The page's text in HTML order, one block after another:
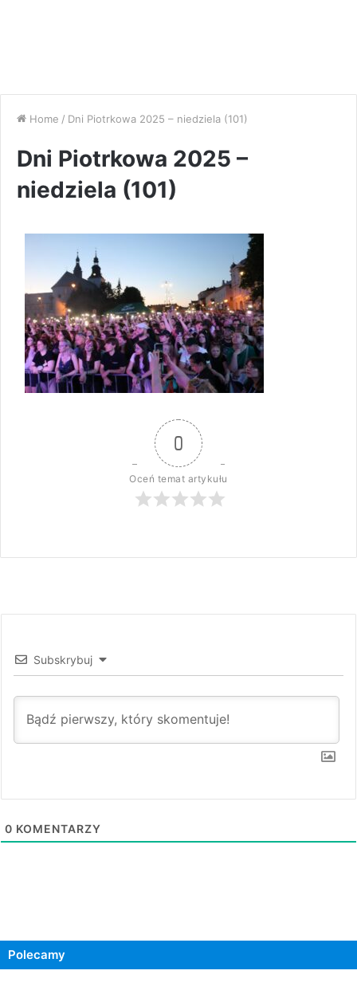
Home / Dni Piotrkowa 2025 – niedziela (101)
Dni Piotrkowa 2025 –
niedziela (101)
0
Oceń temat artykułu
Subskrybuj
0 KOMENTARZY
Polecamy